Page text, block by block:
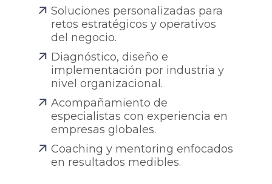
Soluciones personalizadas para
retos estratégicos y operativos
del negocio.
Diagnóstico, diseño e
implementación por industria y
nivel organizacional.
Acompañamiento de
especialistas con experiencia en
empresas globales.
Coaching y mentoring enfocados
en resultados medibles.